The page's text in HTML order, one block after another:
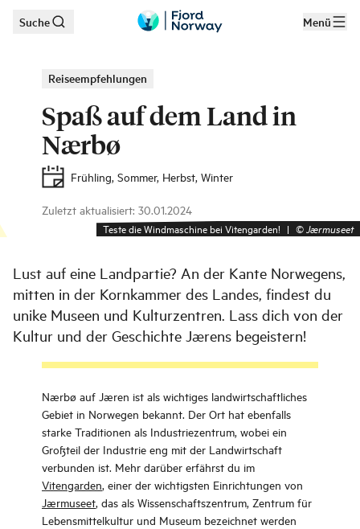
Zum Hauptinhalt
Suche Menü
Reiseempfehlungen
Spaß auf dem Land in
Nærbø
Frühling, Sommer, Herbst, Winter
Zuletzt aktualisiert: 30.01.2024
Teste die Windmaschine bei Vitengarden! | ©Jærmuseet
Lust auf eine Landpartie? An der Kante Norwegens,
mitten in der Kornkammer des Landes, findest du
unike Museen und Kulturzentren. Lass dich von der
Kultur und der Geschichte Jærens begeistern!
Nærbø auf Jæren ist als wichtiges landwirtschaftliches
Gebiet in Norwegen bekannt. Der Ort hat ebenfalls
starke Traditionen als Industriezentrum, wobei ein
Großteil der Industrie eng mit der Landwirtschaft
verbunden ist. Mehr darüber erfährst du im
Vitengarden, einer der wichtigsten Einrichtungen von
Jærmuseet, das als Wissenschaftszentrum, Zentrum für
Lebensmittelkultur und Museum bezeichnet werden